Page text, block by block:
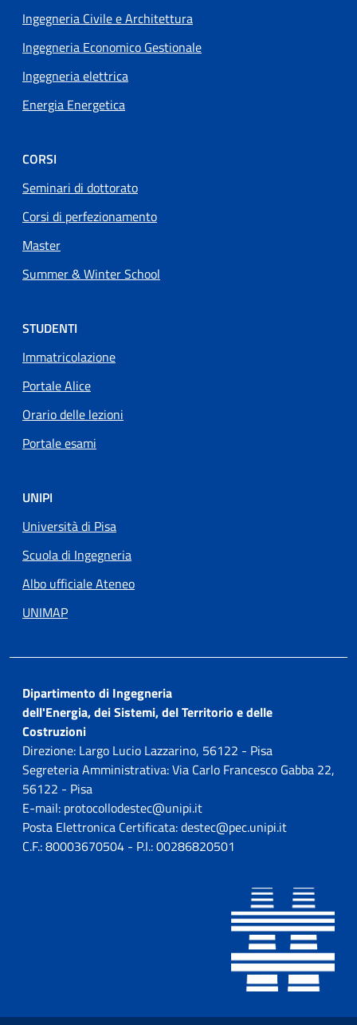
Ingegneria Civile e Architettura
Ingegneria Economico Gestionale
Ingegneria elettrica
Energia Energetica
CORSI
Seminari di dottorato
Corsi di perfezionamento
Master
Summer & Winter School
STUDENTI
Immatricolazione
Portale Alice
Orario delle lezioni
Portale esami
UNIPI
Università di Pisa
Scuola di Ingegneria
Albo ufficiale Ateneo
UNIMAP
Dipartimento di Ingegneria
dell'Energia, dei Sistemi, del Territorio e delle
Costruzioni
Direzione: Largo Lucio Lazzarino, 56122 - Pisa
Segreteria Amministrativa: Via Carlo Francesco Gabba 22,
56122 - Pisa
E-mail: protocollodestec@unipi.it
Posta Elettronica Certificata: destec@pec.unipi.it
C.F.: 80003670504 - P.I.: 00286820501